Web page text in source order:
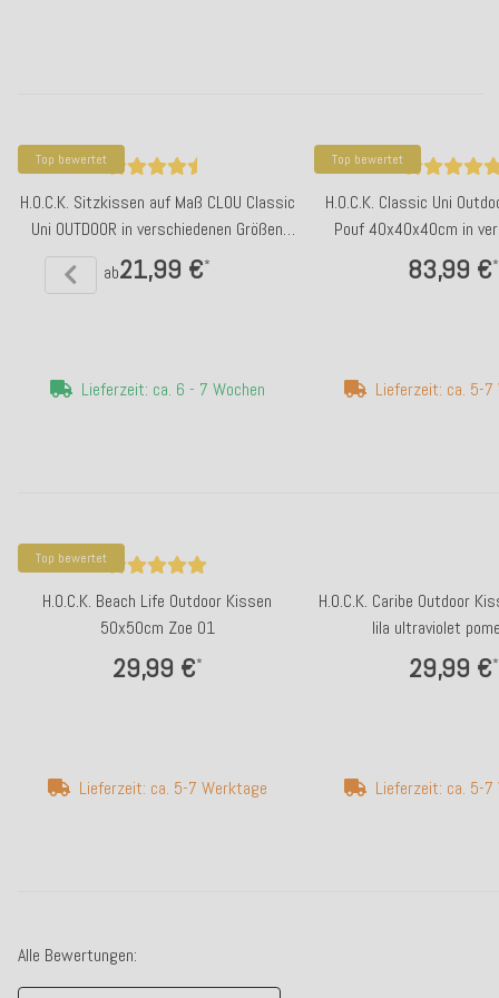
Alle Bewertungen:
Top bewertet
H.O.C.K. Sitzkissen auf Maß CLOU Classic
Uni OUTDOOR in verschiedenen Größen
und Farben
ab21,99 €*
Lieferzeit: ca. 6 - 7 Wochen
Top bewertet
H.O.C.K. Classic Uni
Pouf 40x40x40cm in
Farben
83,99 €*
Lieferzeit: ca. 5-7
Top bewertet
H.O.C.K. Beach Life Outdoor Kissen
50x50cm Zoe 01
29,99 €*
Lieferzeit: ca. 5-7 Werktage
H.O.C.K. Caribe Outdoor
lila ultraviolet
29,99 €*
Lieferzeit: ca. 5-7